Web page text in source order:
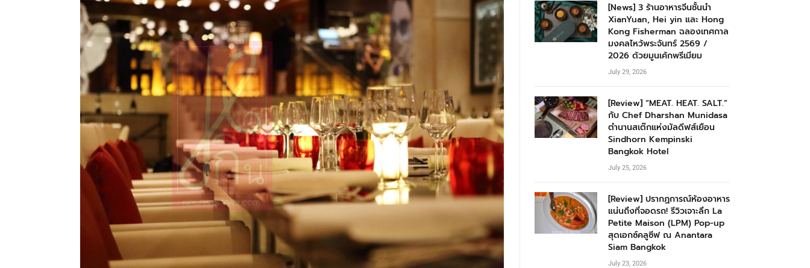
[News] 3 ร้านอาหารจีนชั้นนำ
XianYuan, Hei yin และ Hong
Kong Fisherman ฉลองเทศกาล
มงคลไหว้พระจันทร์ 2569 /
2026 ด้วยมูนเค้กพรีเมียม
July 29, 2026
[Review] “MEAT. HEAT. SALT.”
กับ Chef Dharshan Munidasa
ตำนานสเต๊กแห่งมัลดีฟส์เยือน
Sindhorn Kempinski
Bangkok Hotel
July 25, 2026
[Review] ปรากฏการณ์ห้องอาหาร
แน่นถึงที่จอดรถ! รีวิวเจาะลึก La
Petite Maison (LPM) Pop-up
สุดเอกซ์คลูซีฟ ณ Anantara
Siam Bangkok
July 23, 2026